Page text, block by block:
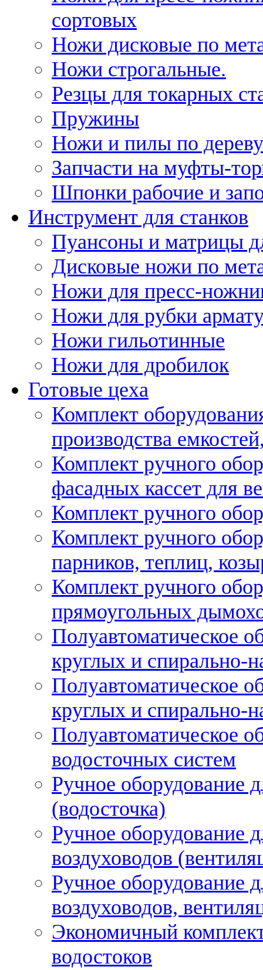
сортовых
Ножи дисковые по
Ножи строгальные.
Резцы для токарных
Пружины
Ножи и пилы по дереву
Запчасти на муфты-
Шпонки рабочие и
Инструмент для станков
Пуансоны и матрицы
Дисковые ножи по
Ножи для пресс-
Ножи для рубки
Ножи гильотинные
Ножи для дробилок
Готовые цеха
Комплект
производства
Комплект ручного
фасадных кассет для
Комплект ручного
Комплект ручного
парников, теплиц,
Комплект ручного
прямоугольных
Полуавтоматическое
круглых и спирально-
Полуавтоматическое
круглых и спирально-
Полуавтоматическое
водосточных систем
Ручное оборудование
(водосточка)
Ручное оборудование
воздуховодов
Ручное оборудование
воздуховодов,
Экономичный
водостоков